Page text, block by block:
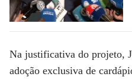
Na justificativa do projeto,
adoção exclusiva de